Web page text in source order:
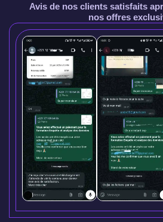
Avis de nos clients satisfaits
nos offres